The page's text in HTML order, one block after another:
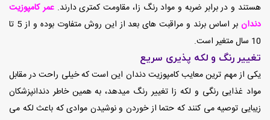
هستند و در برابر ضربه و مواد رنگ زا، مقاومت کمتری دارند.عمر کامپوزیت
دندان
بر اساس برند و مراقبت های بعد از این روش متفاوت بوده و از 5 تا
10 سال متغیر است.
تغییر رنگ و لکه پذیری سریع
یکی از مهم ترین معایب کامپوزیت دندان این است که خیلی راحت در مقابل
مواد غذایی رنگی و لکه زا تغییر رنگ میدهد، به همین خاطر دندانپزشکان
زیبایی توصیه می کنند که حتما از خوردن و نوشیدن موادی که باعث لکه می